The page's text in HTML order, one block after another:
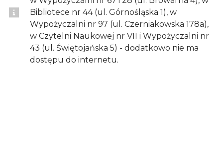
Bibliotece nr 44 (ul. Górnośląska 1), w
Wypożyczalni nr 97 (ul. Czerniakowska 178a),
w Czytelni Naukowej nr VII i Wypożyczalni nr
43 (ul. Świętojańska 5) - dodatkowo nie ma
dostępu do internetu.